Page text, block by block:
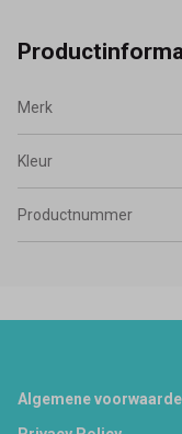
Merk
Kleur
Productnummer
Footer
Algemene